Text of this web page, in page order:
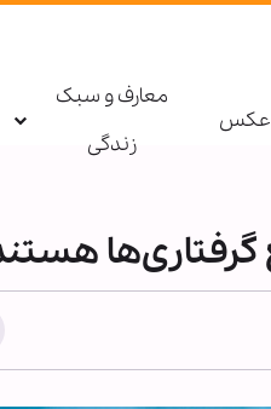
عکس
معارف و سبک
زندگی